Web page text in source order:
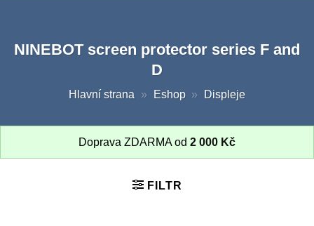
NINEBOT screen protector series F and
D
Hlavní strana » Eshop » Displeje
Doprava ZDARMA od 2 000 Kč
FILTR